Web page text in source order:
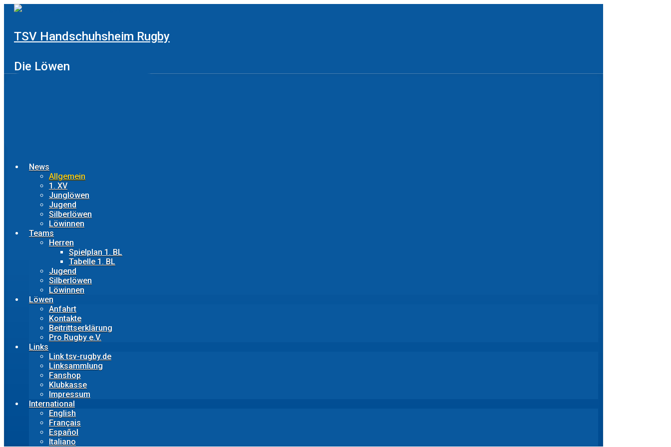
Zum
TSV Handschuhsheim Rugby
Die Löwen
News
Allgemein
1. XV
Junglöwen
Jugend
Silberlöwen
Löwinnen
Teams
Herren
Spielplan 1. BL
Tabelle 1. BL
Jugend
Silberlöwen
Löwinnen
Löwen
Anfahrt
Kontakte
Beitrittserklärung
Pro Rugby e.V.
Links
Link tsv-rugby.de
Linksammlung
Fanshop
Klubkasse
Impressum
International
English
Français
Español
Italiano